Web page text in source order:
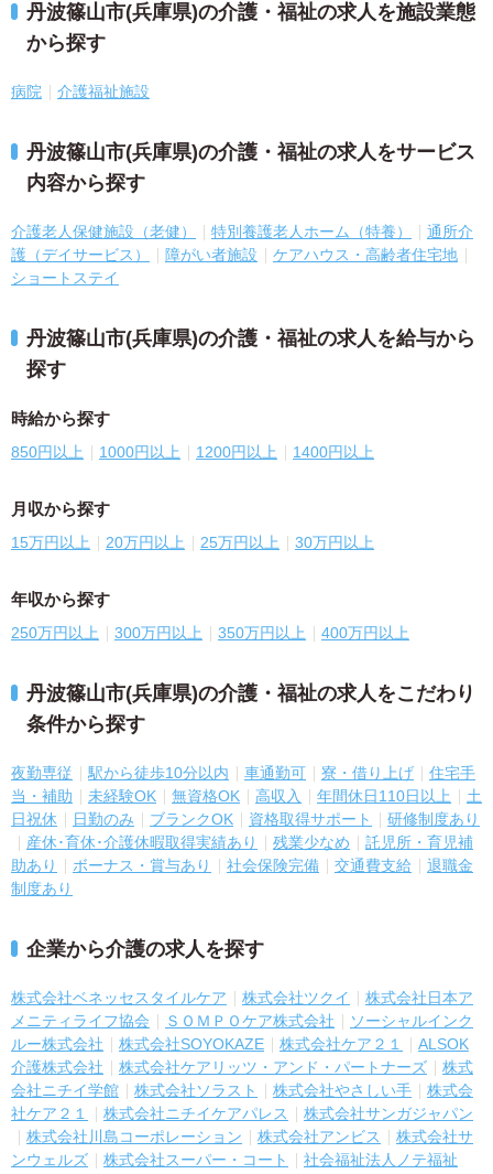
丹波篠山市(兵庫県)の介護・福祉の求人を施設業態
から探す
病院 介護福祉施設
丹波篠山市(兵庫県)の介護・福祉の求人をサービス
内容から探す
介護老人保健施設（老健） 特別養護老人ホーム（特養）
通所介
護（デイサービス）
障がい者施設
ケアハウス・高齢者住宅地
ショートステイ
丹波篠山市(兵庫県)の介護・福祉の求人を給与から
探す
時給から探す
850円以上 1000円以上 1200円以上 1400円以上
月収から探す
15万円以上 20万円以上 25万円以上 30万円以上
年収から探す
250万円以上 300万円以上 350万円以上 400万円以上
丹波篠山市(兵庫県)の介護・福祉の求人をこだわり
条件から探す
夜勤専従 駅から徒歩10分以内 車通勤可 寮・借り上げ
住宅手
当・補助
未経験OK 無資格OK 高収入 年間休日110日以上
土
日祝休
日勤のみ ブランクOK 資格取得サポート
研修制度あり
産休･育休･介護休暇取得実績あり
残業少なめ
託児所・育児補
助あり
ボーナス・賞与あり 社会保険完備 交通費支給
退職金
制度あり
企業から介護の求人を探す
株式会社ベネッセスタイルケア 株式会社ツクイ
株式会社日本ア
メニティライフ協会
ＳＯＭＰＯケア株式会社
ソーシャルインク
ルー株式会社
株式会社SOYOKAZE 株式会社ケア２１
ALSOK
介護株式会社
株式会社ケアリッツ・アンド・パートナーズ
株式
会社ニチイ学館
株式会社ソラスト 株式会社やさしい手
株式会
社ケア２１
株式会社ニチイケアパレス
株式会社サンガジャパン
株式会社川島コーポレーション
株式会社アンビス
株式会社サ
ンウェルズ
株式会社スーパー・コート
社会福祉法人ノテ福祉